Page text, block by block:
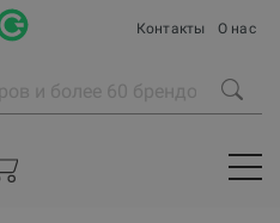
Контакты О нас